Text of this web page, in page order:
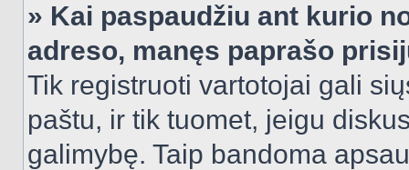
» Kai paspaudžiu ant kurio
adreso, manęs paprašo
Tik registruoti vartotojai gali
paštu, ir tik tuomet, jeigu
galimybę. Taip bandoma